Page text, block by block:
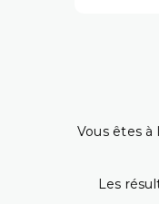
Vous êtes
Les